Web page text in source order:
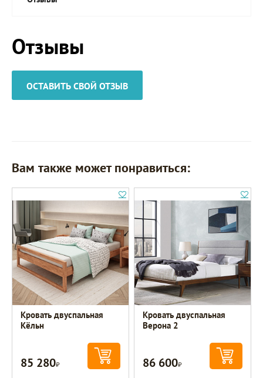
Отзывы
ОСТАВИТЬ СВОЙ ОТЗЫВ
Вам также может понравиться:
Кровать двуспальная
Кёльн
85 280Р
Кровать двуспальная
Верона 2
86 600Р